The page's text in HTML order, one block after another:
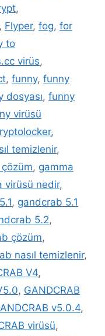
,
, Flyper, fog, for
to
virüs,
, funny, funny
dosyası, funny
virüsü
,
temizlenir,
, gamma
virüsü nedir,
, gandcrab 5.1
5.2,
çözüm,
nasıl temizlenir,
V4,
, GANDCRAB
v5.0.4,
virüsü,